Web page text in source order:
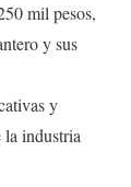
mil pesos,
y sus
y
la industria